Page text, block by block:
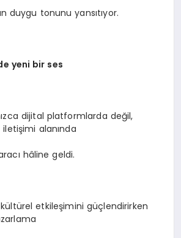
duygu tonunu yansıtıyor.
yeni bir ses
dijital platformlarda değil,
alanında
hâline geldi.
etkileşimini güçlendirirken